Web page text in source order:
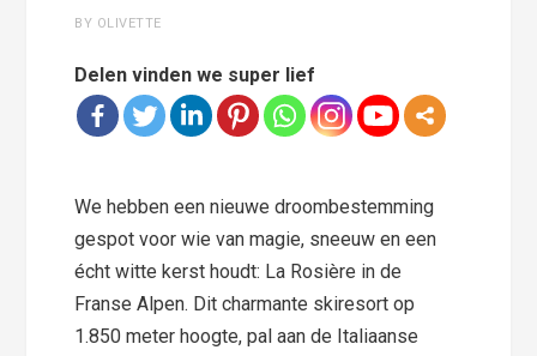
BY OLIVETTE
Delen vinden we super lief
We hebben een nieuwe droombestemming
gespot voor wie van magie, sneeuw en een
écht witte kerst houdt: La Rosière in de
Franse Alpen. Dit charmante skiresort op
1.850 meter hoogte, pal aan de Italiaanse